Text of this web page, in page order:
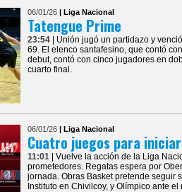
06/01/26 | Liga Nacional
Tatengue Prime
23:54
| Unión jugó un partidazo y
69. El elenco santafesino, que contó
debut, contó con cinco jugadores en
cuarto final.
06/01/26 | Liga Nacional
Cuatro juegos para
11:01
| Vuelve la acción de la Liga
prometedores. Regatas espera por
jornada. Obras Basket pretende seguir
Instituto en Chivilcoy, y Olímpico ante